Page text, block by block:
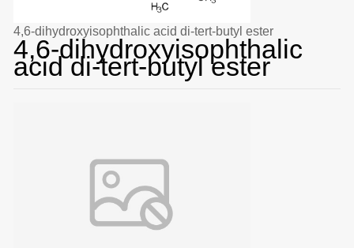
4,6-dihydroxyisophthalic acid di-tert-butyl ester
4,6-dihydroxyisophthalic
acid di-tert-butyl ester